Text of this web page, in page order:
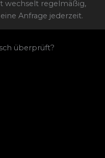
wechselt regelmäßig,
Anfrage jederzeit.
überprüft?